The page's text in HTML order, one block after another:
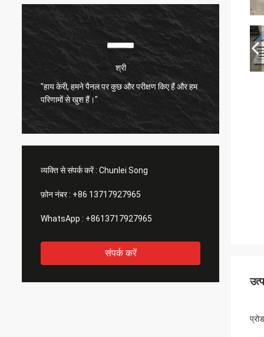
श्री
"हाय केरी, हमने पैनल पर कुछ और परीक्षण किए हैं और हम
परिणामों से खुश हैं।"
व्यक्ति से संपर्क करें : Chunlei Song
फ़ोन नंबर : +86 13717927965
WhatsApp : +8613717927965
संपर्क करें